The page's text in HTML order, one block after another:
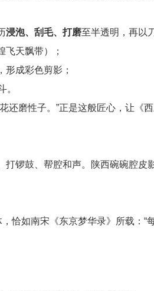
浸泡、刮毛、打磨至半透明，再以
飞天飘带）；
形成彩色剪影；
。
还磨性子。”正是这般匠心，让《
打锣鼓、帮腔和声。陕西碗碗腔皮
恰如南宋《东京梦华录》所载：“